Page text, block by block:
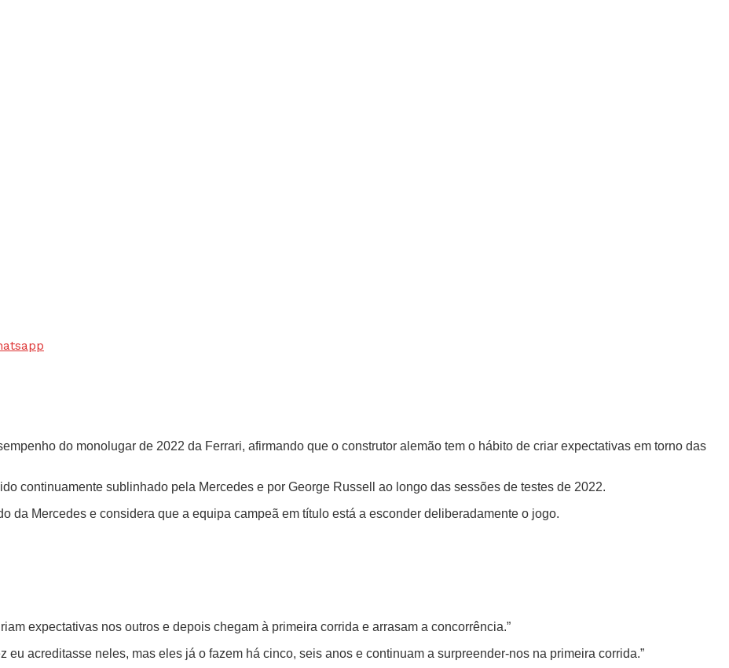
do monolugar de 2022 da Ferrari, afirmando que o construtor alemão tem o hábito de criar expectativas em torno das
continuamente sublinhado pela Mercedes e por George Russell ao longo das sessões de testes de 2022.
da Mercedes e considera que a equipa campeã em título está a esconder deliberadamente o jogo.
expectativas nos outros e depois chegam à primeira corrida e arrasam a concorrência.”
eu acreditasse neles, mas eles já o fazem há cinco, seis anos e continuam a surpreender-nos na primeira corrida.”